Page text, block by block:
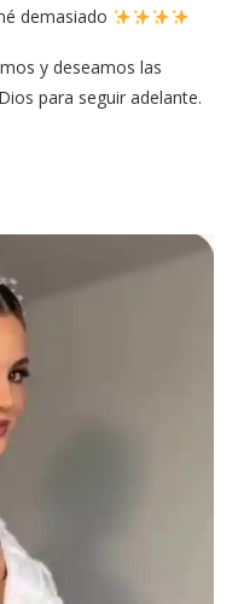
demasiado
y deseamos las
para seguir adelante.